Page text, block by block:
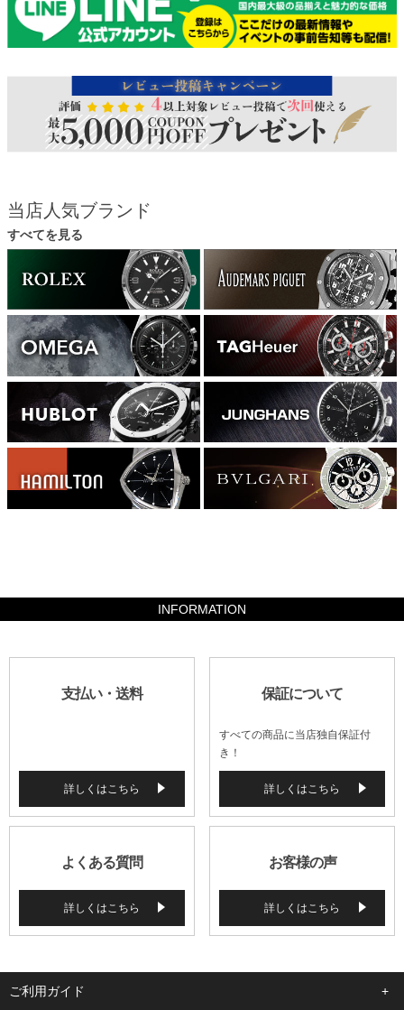
当店人気ブランド
すべてを見る
INFORMATION
支払い・送料
詳しくはこちら
保証について
すべての商品に当店独自保証付
き！
詳しくはこちら
よくある質問
詳しくはこちら
お客様の声
詳しくはこちら
ご利用ガイド